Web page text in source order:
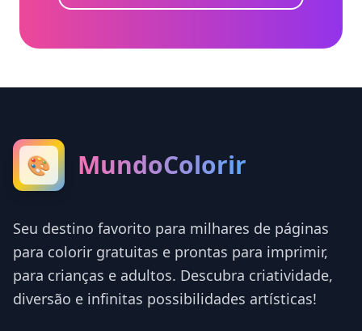
🎨 MundoColorir
Seu destino favorito para milhares de páginas
para colorir gratuitas e prontas para imprimir,
para crianças e adultos. Descubra criatividade,
diversão e infinitas possibilidades artísticas!